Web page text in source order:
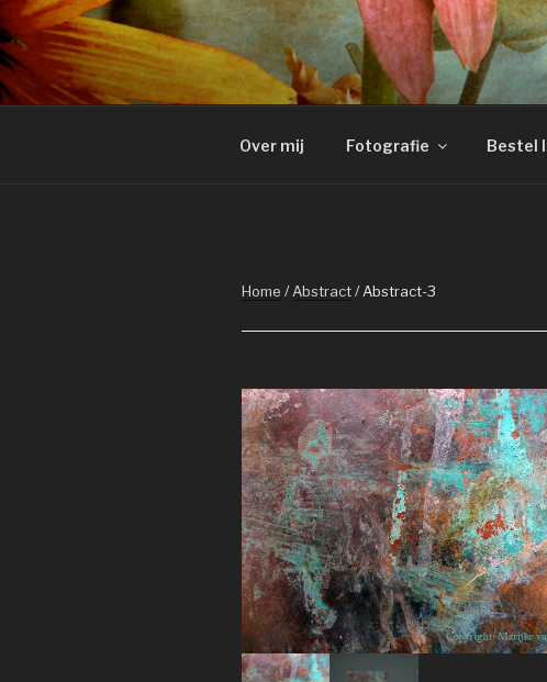
Naar
de
inhoud
springen
Over mij Fotografie Bestel
Home /Abstract/ Abstract-3